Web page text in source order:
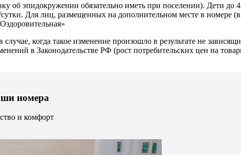
об эпидокружении обязательно иметь при поселении). Дети до
Для лиц, размещенных на дополнительном месте в номере
когда такое изменение произошло в результате не
в Законодательстве РФ (рост потребительских цен на
номера
и комфорт